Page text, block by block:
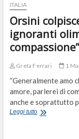
ITALIA
Orsini
ignoranti
compassione”
Greta Ferrari 1
“Generalmente amo
amore, parlerei di
anche e soprattutto
Leggi tuttoOrsini